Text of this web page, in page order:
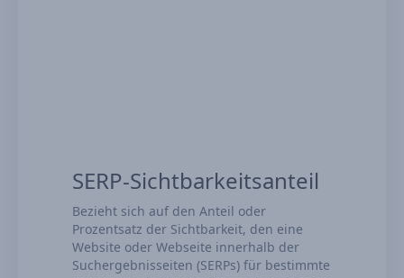
SERP-Sichtbarkeitsanteil
Bezieht sich auf den Anteil oder
Prozentsatz der Sichtbarkeit, den eine
Website oder Webseite innerhalb der
Suchergebnisseiten (SERPs) für bestimmte